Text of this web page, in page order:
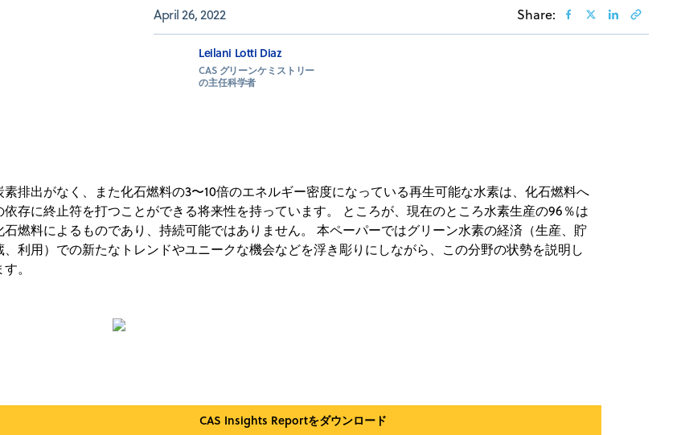
April 26, 2022 Share:
Leilani Lotti Diaz
CAS グリーンケミストリー
の主任科学者
素排出がなく、また化石燃料の3〜10倍のエネルギー密度になっている再生可能な水素は、化石燃料へ
依存に終止符を打つことができる将来性を持っています。 ところが、現在のところ水素生産の96％は
石燃料によるものであり、持続可能ではありません。 本ペーパーではグリーン水素の経済（生産、貯
、利用）での新たなトレンドやユニークな機会などを浮き彫りにしながら、この分野の状勢を説明し
す。
CAS Insights Reportをダウンロード